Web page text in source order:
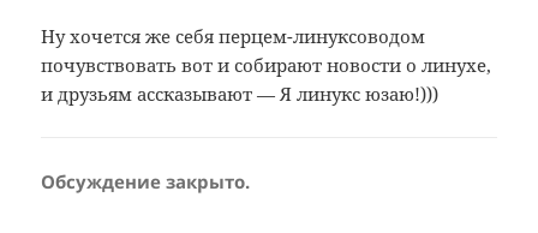
Ну хочется же себя перцем-линуксоводом
почувствовать вот и собирают новости о линухе,
и друзьям ассказывают — Я линукс юзаю!)))
Обсуждение закрыто.